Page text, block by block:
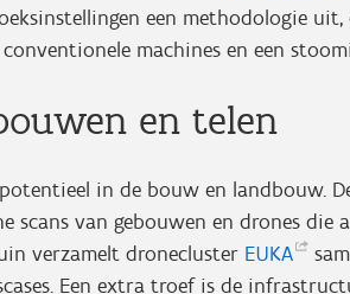
een methodologie uit,
machines en een
en telen
in de bouw en landbouw.
scans van gebouwen en drones die
verzamelt dronecluster EUKA
Een extra troef is de